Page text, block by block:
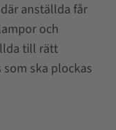
anställda får
och
till rätt
ska plockas